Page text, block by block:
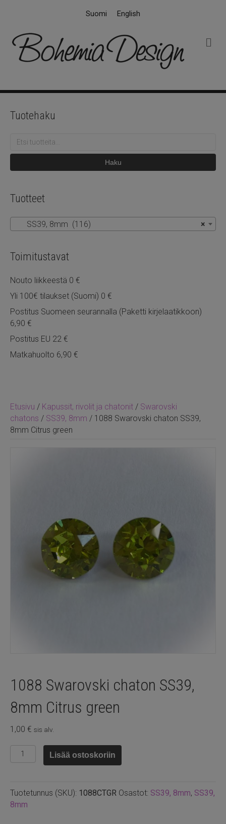
Suomi English
k
Etusivu / Kapussit, rivolit ja chatonit / Swarovski
chatons / SS39, 8mm / 1088 Swarovski chaton SS39,
8mm Citrus green
1088 Swarovski chaton SS39,
8mm Citrus green
1,00 € sis alv.
1088
Swarovski
8mm
Citrus
Lisää ostoskoriin
Tuotetunnus (SKU): 1088CTGR Osastot: SS39, 8mm, SS39,
8mm
Tuotehaku
Etsi:
Haku
Tuotteet
×
SS39, 8mm (116)
Toimitustavat
Nouto liikkeestä 0 €
Yli 100€ tilaukset (Suomi) 0 €
Postitus Suomeen seurannalla (Paketti kirjelaatikkoon)
6,90 €
Postitus EU 22 €
Matkahuolto 6,90 €